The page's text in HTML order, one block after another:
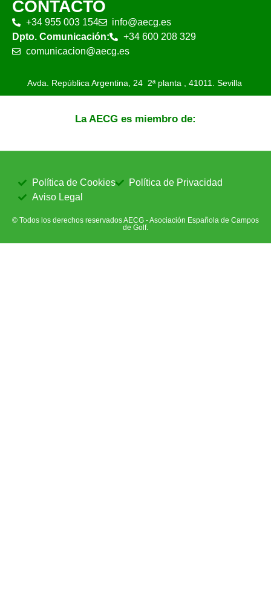
CONTACTO
+34 955 003 154
info@aecg.es
Dpto. Comunicación:
+34 600 208 329
comunicacion@aecg.es
Avda. República Argentina, 24 2ª planta , 41011. Sevilla
La AECG es miembro de:
© Todos los derechos reservados AECG - Asociación Española de Campos
de Golf.
Política de Cookies
Política de Privacidad
Aviso Legal